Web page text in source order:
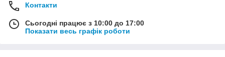
Контакти
Сьогодні працює з 10:00 до 17:00
Показати весь графік роботи